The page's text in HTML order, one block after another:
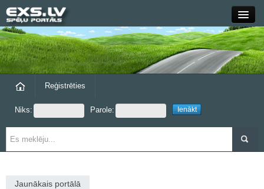
Close
Forums
Grupas
Reģistrēties
Niks: Parole:
Jaunākais portālā